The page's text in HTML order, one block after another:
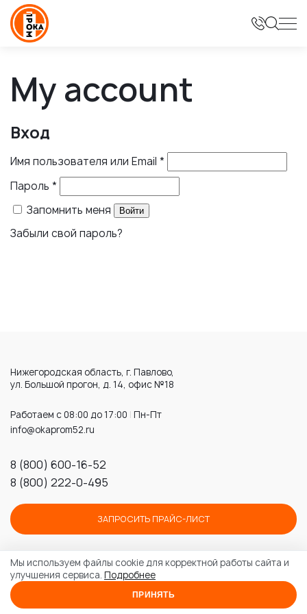
My account
Вход
Имя пользователя или Email *
Пароль *
Запомнить меня
Войти
Забыли свой пароль?
Нижегородская область, г. Павлово,
ул. Большой прогон, д. 14, офис №18
Работаем с 08:00 до 17:00 | Пн-Пт
info@okaprom52.ru
8 (800) 600-16-52
8 (800) 222-0-495
ЗАПРОСИТЬ ПРАЙС-ЛИСТ
© 2026 ПК «ОКАПРОМ»
Политика конфиденциальности
Мы используем файлы cookie для корректной работы сайта и
улучшения сервиса. Подробнее
ПРИНЯТЬ